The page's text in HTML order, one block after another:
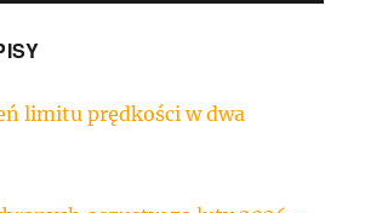
limitu prędkości w dwa